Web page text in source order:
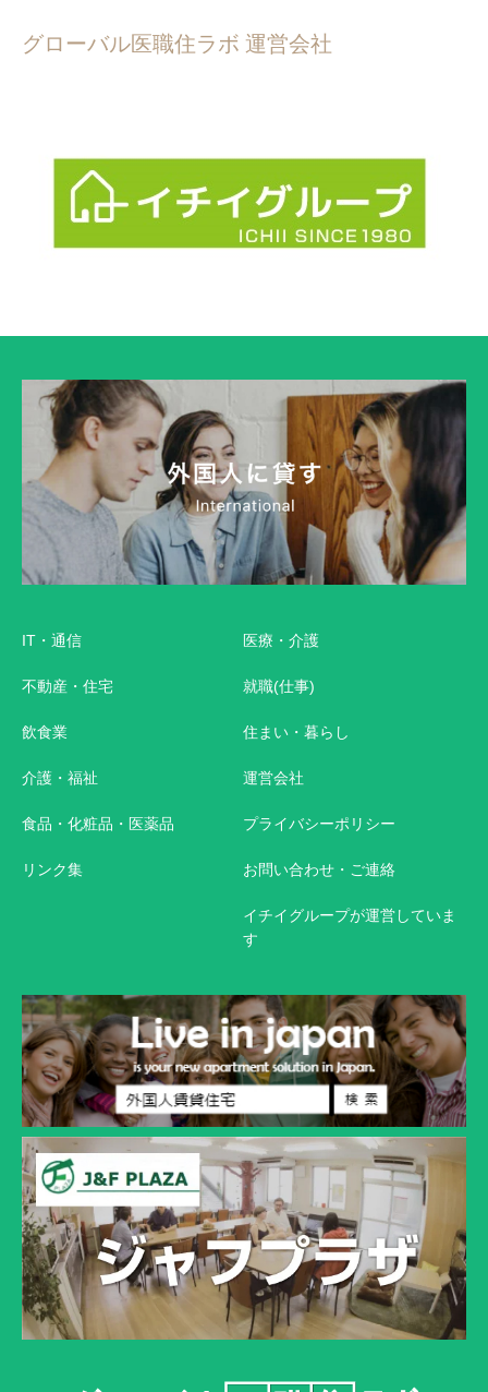
グローバル医職住ラボ 運営会社
IT・通信
不動産・住宅
飲食業
介護・福祉
食品・化粧品・医薬品
リンク集
医療・介護
就職(仕事)
住まい・暮らし
運営会社
プライバシーポリシー
お問い合わせ・ご連絡
イチイグループが運営していま
す